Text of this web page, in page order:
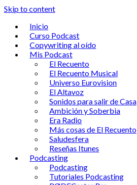
Skip to content
Inicio
Curso Podcast
Copywriting al oído
Mis Podcast
El Recuento
El Recuento Musical
Universo Eurovision
El Altavoz
Sonidos para salir de Casa
Ambición y Soberbia
Era Radio
Más cosas de El Recuento
Saludesfera
Reseñas Itunes
Podcasting
Podcasting
Tutoriales Podcasting